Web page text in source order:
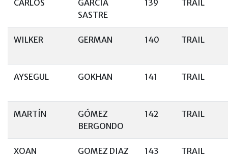
CARLOS
GARCÍA
SASTRE
139 TRAIL
WILKER GERMAN 140 TRAIL
AYSEGUL GOKHAN 141 TRAIL
MARTÍN
GÓMEZ
BERGONDO
142 TRAIL
XOAN GOMEZ DIAZ 143 TRAIL